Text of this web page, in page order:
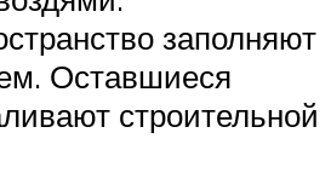
заполняют
Оставшиеся
строительной